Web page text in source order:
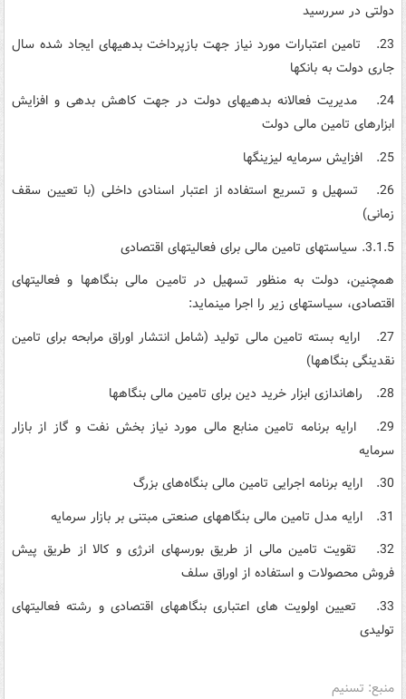
دولتی در سررسید
23. تامین اعتبارات مورد نیاز جهت بازپرداخت بدهی­های ایجاد شده سال
جاری دولت به بانکها
24. مدیریت فعالانه بدهی­های دولت در جهت کاهش بدهی و افزایش
ابزارهای تامین مالی دولت
25. افزایش سرمایه لیزینگ­ها
26. تسهیل و تسریع استفاده از اعتبار اسنادی داخلی (با تعیین سقف
زمانی)
3.1.5. سیاست­های تامین مالی برای فعالیت­های اقتصادی
همچنین، دولت به منظور تسهیل در تامیـن مالی بنگاه­ها و فعالیت­های
اقتصادی، سیـاست­های زیر را اجرا می­نماید:
27. ارایه بسته تامین مالی تولید (شامل انتشار اوراق مرابحه برای تامین
نقدینگی بنگاه­ها)
28. راه‏اندازی ابزار خرید دین برای تامین مالی بنگاه­ها
29. ارایه برنامه تامین منابع مالی مورد نیاز بخش نفت و گاز از بازار
سرمایه
30. ارایه برنامه اجرایی تامین مالی بنگاه‌های بزرگ
31. ارایه مدل تامین مالی بنگاه­های صنعتی مبتنی بر بازار سرمایه
32. تقویت تامین مالی از طریق بورس­های انرژی و کالا از طریق پیش
فروش محصولات و استفاده از اوراق سلف
33. تعیین اولویت های اعتباری بنگاه­های اقتصادی و رشته فعالیت­های
تولیدی
منبع: تسنیم